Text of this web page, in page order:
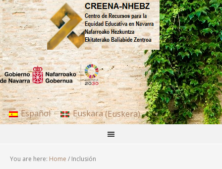
Español Euskara(Euskera)
You are here: Home / Inclusión